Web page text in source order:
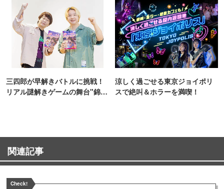
三四郎が早解きバトルに挑戦！
リアル謎解きゲームの舞台"錦糸
涼しく過ごせる東京ジョイポリ
スで絶叫＆ホラーを満喫！
関連記事
Check!